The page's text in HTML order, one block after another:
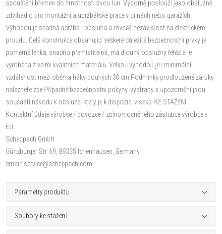
spouštění břemen do hmotnosti dvou tun. Výborně poslouží jako obslužné
zdvihadlo pro montážní a údržbářské práce v dílnách nebo garážích.
Výhodou je snadná údržba i obsluha a rovněž nezávislost na elektrickém
proudu. Celá konstrukce obsahující veškeré důležité bezpečnostní prvky je
poměrně lehká, snadno přemístitelná, má dlouhý obslužný řetěz a je
vyrobena z velmi kvalitních materiálů. Velkou výhodou je i minimální
vzdálenost mezi oběma háky pouhých 30 cm.Podmínky prodloužené záruky
naleznete zde.Případné bezpečnostní pokyny, výstrahy a upozornění jsou
součástí návodu k obsluze, který je k dispozici v sekci KE STAŽENÍ.
Kontaktní údaje výrobce / dovozce / zplnomocněného zástupce výrobce v
EU:
Scheppach GmbH
Günzburger Str. 69, 89335 Ichenhausen, Germany
email: service@scheppach.com
Parametry produktu
Soubory ke stažení